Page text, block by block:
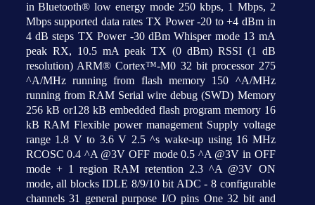
in Bluetooth® low energy mode 250 kbps, 1 Mbps, 2
Mbps supported data rates TX Power -20 to +4 dBm in
4 dB steps TX Power -30 dBm Whisper mode 13 mA
peak RX, 10.5 mA peak TX (0 dBm) RSSI (1 dB
resolution) ARM® Cortex™-M0 32 bit processor 275
^A/MHz running from flash memory 150 ^A/MHz
running from RAM Serial wire debug (SWD) Memory
256 kB or128 kB embedded flash program memory 16
kB RAM Flexible power management Supply voltage
range 1.8 V to 3.6 V 2.5 ^s wake-up using 16 MHz
RCOSC 0.4 ^A @3V OFF mode 0.5 ^A @3V in OFF
mode + 1 region RAM retention 2.3 ^A @3V ON
mode, all blocks IDLE 8/9/10 bit ADC - 8 configurable
channels 31 general purpose I/O pins One 32 bit and